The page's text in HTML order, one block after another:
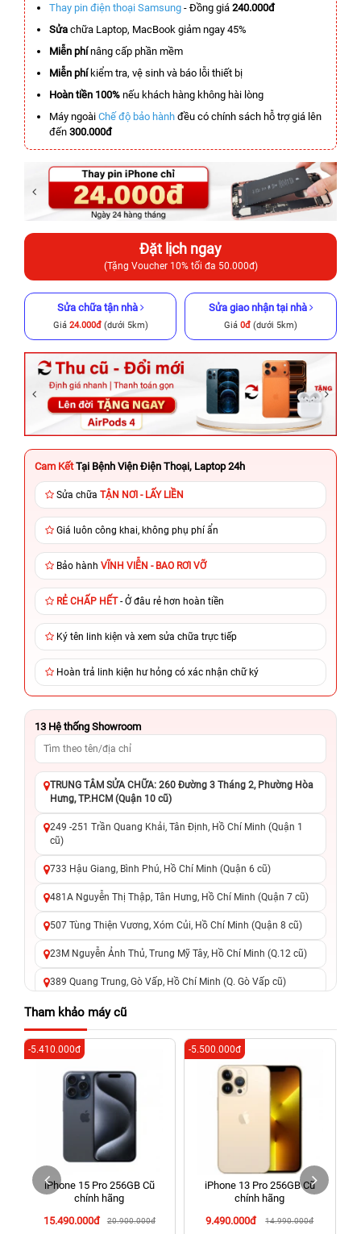
Thay pin điện thoại Samsung - Đồng giá 240.000đ
Sửa chữa Laptop, MacBook giảm ngay 45%
Miễn phínâng cấp phần mềm
Miễn phíkiểm tra, vệ sinh và báo lỗi thiết bị
Hoàn tiền 100% nếu khách hàng không hài lòng
Máy ngoài Chế độ bảo hành đều có chính sách hỗ trợ giá lên
đến 300.000đ
Đặt lịch ngay
(Tặng Voucher 10% tối đa 50.000đ)
Sửa chữa tận nhà
Giá 24.000đ(dưới 5km)
Sửa giao nhận tại nhà
Giá 0đ (dưới 5km)
Cam Kết Tại Bệnh Viện Điện Thoại, Laptop 24h
Sửa chữa TẬN NƠI - LẤY LIỀN
Giá luôn công khai, không phụ phí ẩn
Bảo hành VĨNH VIỄN - BAO RƠI VỠ
RẺ CHẤP HẾT- Ở đâu rẻ hơn hoàn tiền
Ký tên linh kiện và xem sửa chữa trực tiếp
Hoàn trả linh kiện hư hỏng có xác nhận chữ ký
13 Hệ thống Showroom
TRUNG TÂM SỬA CHỮA: 260 Đường 3 Tháng 2, Phường Hòa
Hưng, TP.HCM (Quận 10 cũ)
249 -251 Trần Quang Khải, Tân Định, Hồ Chí Minh (Quận 1
cũ)
733 Hậu Giang, Bình Phú, Hồ Chí Minh (Quận 6 cũ)
481A Nguyễn Thị Thập, Tân Hưng, Hồ Chí Minh (Quận 7 cũ)
507 Tùng Thiện Vương, Xóm Củi, Hồ Chí Minh (Quận 8 cũ)
23M Nguyễn Ảnh Thủ, Trung Mỹ Tây, Hồ Chí Minh (Q.12 cũ)
389 Quang Trung, Gò Vấp, Hồ Chí Minh (Q. Gò Vấp cũ)
625 - 625A Âu Cơ, Tân Phú, Hồ Chí Minh (Quận Tân Phú cũ)
326 Lê Văn Việt, Tăng Nhơn Phú, Hồ Chí Minh (Q.9 TP. Thủ
Đức cũ)
256 Võ Văn Ngân, Thủ Đức, Hồ Chí Minh (Bình Thọ, TP. Thủ
Đức Cũ)
70 Nguyễn An Ninh, Dĩ An, Hồ Chí Minh (Bình Dương Cũ)
24h Vũng Tàu: 162A Ba Cu, Vũng Tàu, Hồ Chí Minh (TP. Vũng
Tàu cũ)
198 Hoàng Văn Thụ, Tân Sơn Nhất, Hồ Chí Minh (Tân Bình
Tham khảo máy cũ
iPhone 15 Pro 256GB Cũ
chính hãng
15.490.000đ
20.900.000đ
-5.410.000đ
iPhone 13 Pro 256GB Cũ
chính hãng
9.490.000đ
14.990.000đ
-5.500.000đ